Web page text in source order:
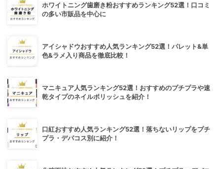
ホワイトニング歯磨き粉おすすめランキング52選！口コミ
の多い市販品を中心に
アイシャドウおすすめ人気ランキング52選！パレット&単
色&ラメ入り商品を徹底比較！
マニキュア人気ランキング52選！おすすめのプチプラや速
乾タイプのネイルポリッシュを紹介！
口紅おすすめ人気ランキング52選！落ちないリップをプチ
プラ・デパコス別に紹介！